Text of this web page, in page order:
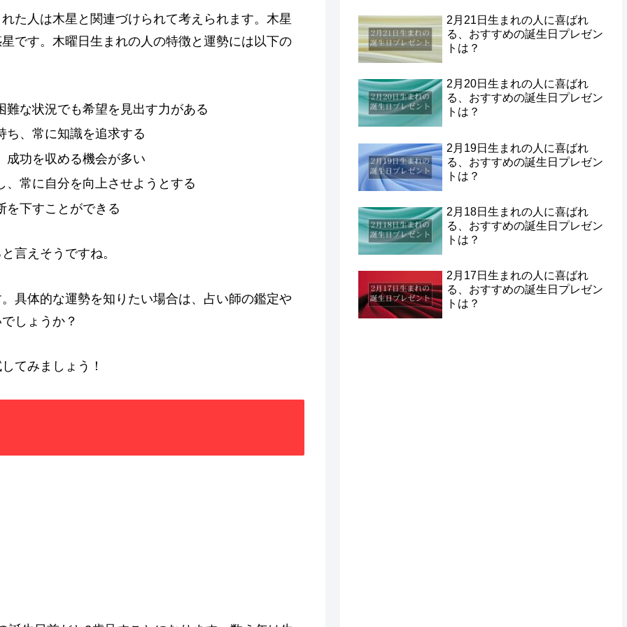
た人は木星と関連づけられて考えられます。木星
です。木曜日生まれの人の特徴と運勢には以下の
な状況でも希望を見出す力がある
ち、常に知識を追求する
成功を収める機会が多い
常に自分を向上させようとする
を下すことができる
言えそうですね。
具体的な運勢を知りたい場合は、占い師の鑑定や
しょうか？
てみましょう！
2月21日生まれの人に喜ばれ
る、おすすめの誕生日プレゼン
トは？
2月20日生まれの人に喜ばれ
る、おすすめの誕生日プレゼン
トは？
2月19日生まれの人に喜ばれ
る、おすすめの誕生日プレゼン
トは？
2月18日生まれの人に喜ばれ
る、おすすめの誕生日プレゼン
トは？
2月17日生まれの人に喜ばれ
る、おすすめの誕生日プレゼン
トは？